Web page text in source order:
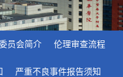
员会简介 伦理审查流程
严重不良事件报告须知